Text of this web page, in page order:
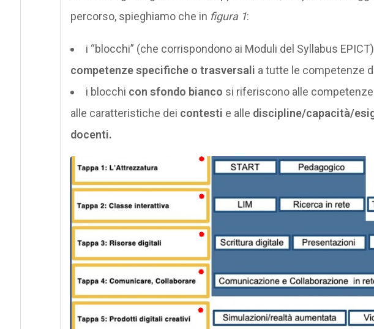
percorso, spieghiamo che in figura 1:
i “blocchi” (che corrispondono ai Moduli del Syllabus EPICT)
competenze specifiche o trasversali a tutte le competenze
i blocchi con sfondo bianco si riferiscono alle
alle caratteristiche dei contesti e alle discipline/capacità/
docenti.